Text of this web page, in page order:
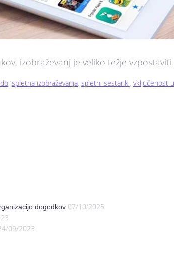
izobraževanj je veliko težje
, spletna izobraževanja, spletni sestanki, vključenost
dogodkov 07/10/2025
09/2023